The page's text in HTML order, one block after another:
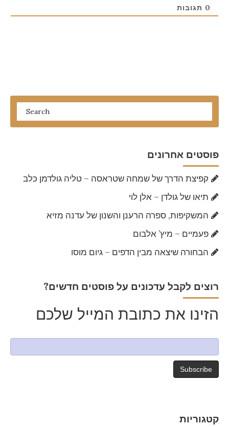
פוסטים אחרונים
קפיצת הדרך של שמחה שטראסה – טליה גולדמן כלב
תיאו של גולדן – אלן לוי
המשקיפות, ספרה הרענן והשנון של עדנה מזיא
פעמיים – מיץ’ אלבום
הבחורה שיצאה מבין הדפים – גיום מוסו
?רוצים לקבל עדכונים על פוסטים חדשים
הזינו את כתובת המייל שלכם
קטגוריות
0 תגובות